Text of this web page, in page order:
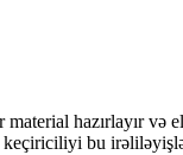
hazırlayır
keçiriciliyi bu